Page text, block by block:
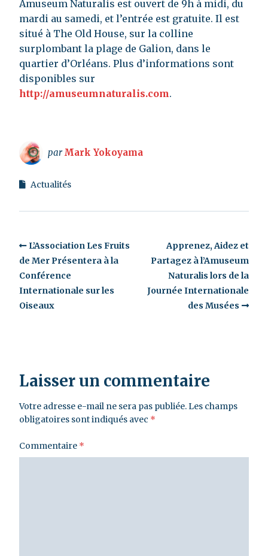
Amuseum Naturalis est ouvert de 9h à midi, du
mardi au samedi, et l’entrée est gratuite. Il est
situé à The Old House, sur la colline
surplombant la plage de Galion, dans le
quartier d’Orléans. Plus d’informations sont
disponibles sur
http://amuseumnaturalis.com.
par Mark Yokoyama
Actualités
L’Association Les Fruits
de Mer Présentera à la
Conférence
Internationale sur les
Oiseaux
Apprenez, Aidez et
Partagez à l’Amuseum
Naturalis lors de la
Journée Internationale
des Musées
Laisser un commentaire
Votre adresse e-mail ne sera pas publiée.Les champs
obligatoires sont indiqués avec *
Commentaire *